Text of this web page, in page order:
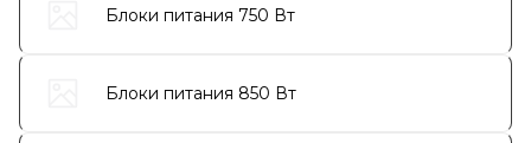
Блоки питания 750 Вт
Блоки питания 850 Вт